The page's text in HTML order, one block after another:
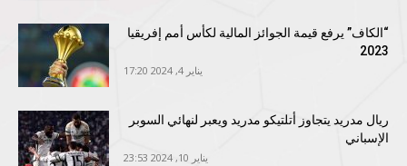
“الكاف” يرفع قيمة الجوائز المالية لكأس أمم إفريقيا
2023
يناير 4, 2024 17:20
ريال مدريد يتجاوز أتلتيكو مدريد ويعبر لنهائي السوبر
الإسباني
يناير 10, 2024 23:53